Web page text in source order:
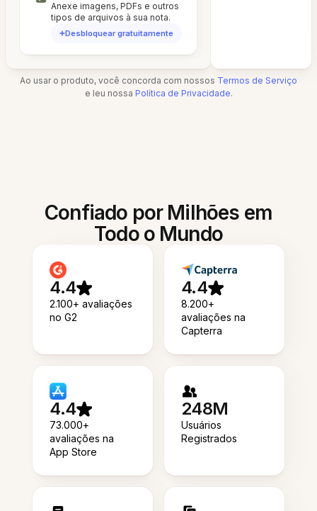
Anexe imagens, PDFs e outros
tipos de arquivos à sua nota.
Desbloquear gratuitamente
Ao usar o produto, você concorda com nossos Termos de Serviço
e leu nossa Política de Privacidade.
Confiado por Milhões em
Todo o Mundo
4.4
2.100+ avaliações
no G2
4.4
8.200+
avaliações na
Capterra
4.4
73.000+
avaliações na
App Store
248M
Usuários
Registrados